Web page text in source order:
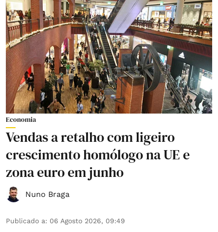
Economia
Vendas a retalho com ligeiro
crescimento homólogo na UE e
zona euro em junho
Nuno Braga
Publicado a: 06 Agosto 2026, 09:49